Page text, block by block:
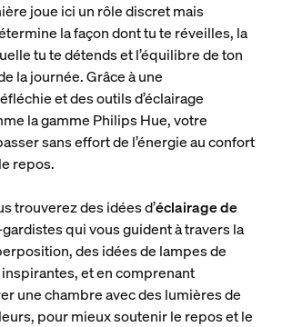
joue ici un rôle discret mais
la façon dont tu te réveilles, la
tu te détends et l’équilibre de ton
la journée. Grâce à une
et des outils d’éclairage
la gamme Philips Hue, votre
sans effort de l’énergie au confort
repos.
trouverez des idées d’éclairage de
qui vous guident à travers la
des idées de lampes de
et en comprenant
une chambre avec des lumières de
pour mieux soutenir le repos et le